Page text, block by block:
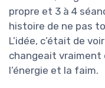
propre et 3 à 4
histoire de ne pas
L’idée, c’était de
changeait vraiment
l’énergie et la faim.